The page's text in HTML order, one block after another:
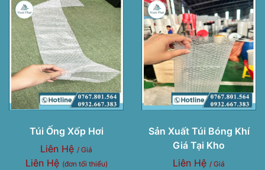
Túi Ống Xốp Hơi
Liên Hệ / Giá
Liên Hệ (đơn tối thiểu)
Sản Xuất Túi Bóng Khí
Giá Tại Kho
Liên Hệ / Giá